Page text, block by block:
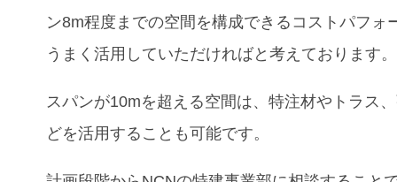
ン8m程度までの空間を構成できるコストパフォ
うまく活用していただければと考えております。
スパンが10mを超える空間は、特注材やトラス
どを活用することも可能です。